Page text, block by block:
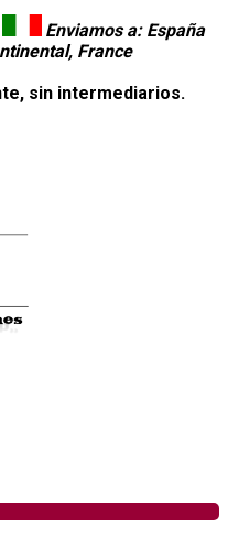
Enviamos a: España
France
sin intermediarios.